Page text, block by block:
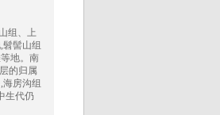
组、上
髻山组
地。南
的归属
房沟组
生代仍